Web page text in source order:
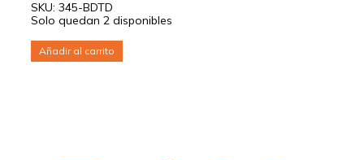
SKU: 345-BDTD
Solo quedan 2 disponibles
Añadir al carrito